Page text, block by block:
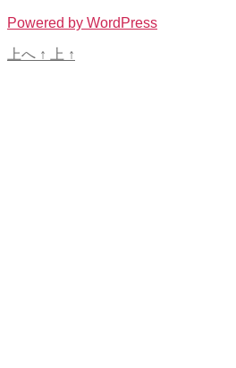
Powered by WordPress
上へ ↑ 上 ↑